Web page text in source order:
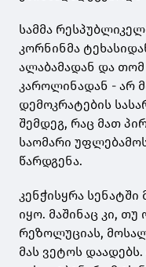
სამმა
კორნინმა
ალაბამადან და
კაროლინადან - არ
დემოკრატების
შემდეგ, რაც მათ
საომარი
წარდგენა.
კენჭისყრა
იყო. მაშინაც კი,
რეზოლუციას,
მას ვეტოს